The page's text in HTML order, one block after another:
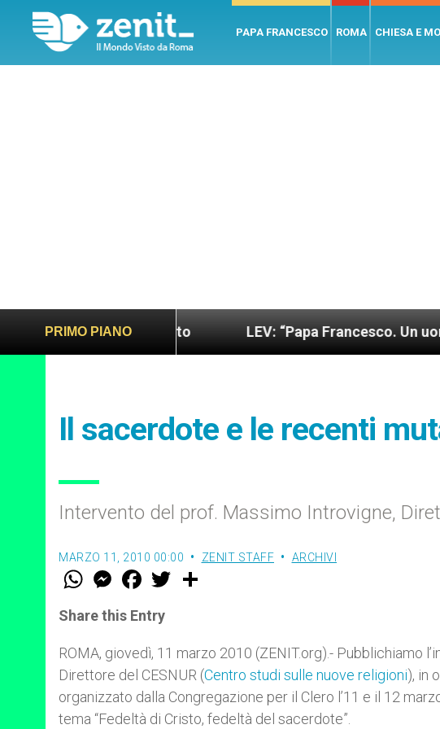
PAPA FRANCESCO ROMA CHIESA E
PRIMO PIANO
sano e giusto LEV: “Papa Francesco. Un uomo di
Il sacerdote e le recenti
Intervento del prof. Massimo Introvigne,
MARZO 11, 2010 00:00 ZENIT STAFF ARCHIVI
W
t
s
p
p
M
e
s
e
g
e
r
F
a
e
b
o
k
w
r
Share this Entry
ROMA, giovedì, 11 marzo 2010 (ZENIT.org).- Pubblichiamo
Direttore del CESNUR (Centro studi sulle nuove religioni), in
organizzato dalla Congregazione per il Clero l’11 e il 12
tema “Fedeltà di Cristo, fedeltà del sacerdote”.